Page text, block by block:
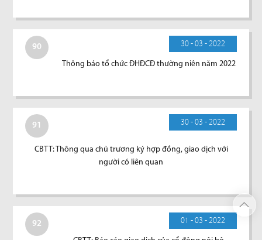
90 30 - 03 - 2022
Thông báo tổ chức ĐHĐCĐ thường niên năm 2022
91 30 - 03 - 2022
CBTT: Thông qua chủ trương ký hợp đồng, giao dịch với
người có liên quan
92 01 - 03 - 2022